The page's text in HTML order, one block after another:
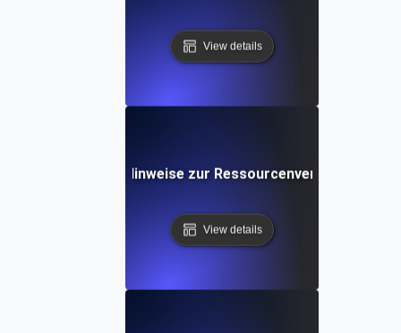
View details
Was sind Hinweise zur Ressourcenverwendung?
View details